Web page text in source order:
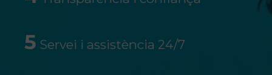
5 Servei i assistència 24/7